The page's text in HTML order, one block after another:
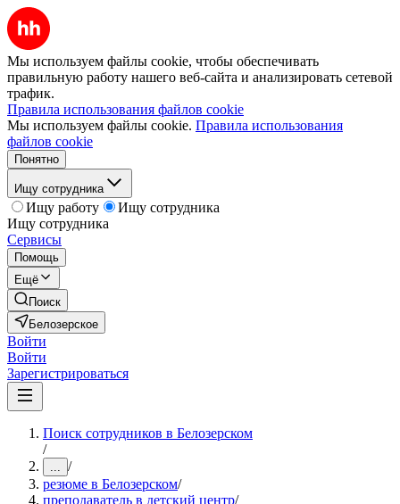
Мы используем файлы cookie, чтобы обеспечивать
правильную работу нашего веб-сайта и анализировать сетевой
трафик.
Правила использования файлов cookie
Мы используем файлы cookie. Правила использования
файлов cookie
Понятно
Ищу сотрудника
Ищу работу
Ищу сотрудника
Ищу сотрудника
Сервисы
Помощь
Ещё
Поиск
Белозерское
Войти
Войти
Зарегистрироваться
Поиск сотрудников в Белозерском
/
... /
резюме в Белозерском/
преподаватель в детский центр/